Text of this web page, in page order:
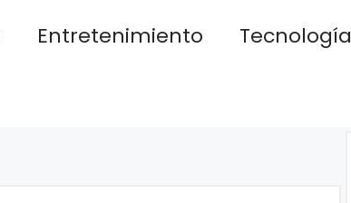
Entretenimiento Tecnología